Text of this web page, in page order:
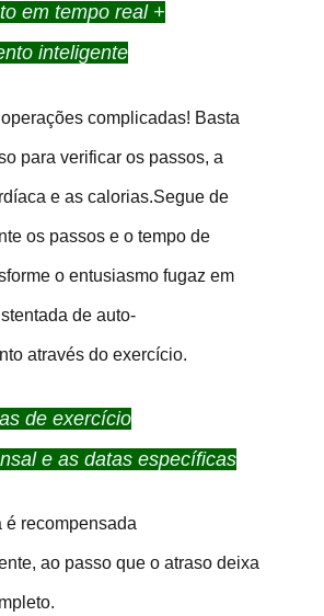
em tempo real +
inteligente
complicadas! Basta
para verificar os passos, a
e as calorias.Segue de
os passos e o tempo de
o entusiasmo fugaz em
de auto-
através do exercício.
de exercício
e as datas específicas
é recompensada
ao passo que o atraso deixa